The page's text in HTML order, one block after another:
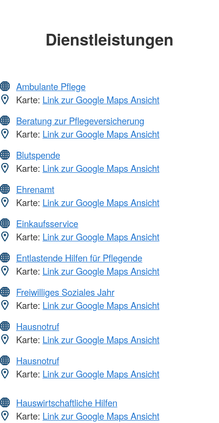
Dienstleistungen
Ambulante Pflege
Karte: Link zur Google Maps Ansicht
Beratung zur Pflegeversicherung
Karte: Link zur Google Maps Ansicht
Blutspende
Karte: Link zur Google Maps Ansicht
Ehrenamt
Karte: Link zur Google Maps Ansicht
Einkaufsservice
Karte: Link zur Google Maps Ansicht
Entlastende Hilfen für Pflegende
Karte: Link zur Google Maps Ansicht
Freiwilliges Soziales Jahr
Karte: Link zur Google Maps Ansicht
Hausnotruf
Karte: Link zur Google Maps Ansicht
Hausnotruf
Karte: Link zur Google Maps Ansicht
Hauswirtschaftliche Hilfen
Karte: Link zur Google Maps Ansicht